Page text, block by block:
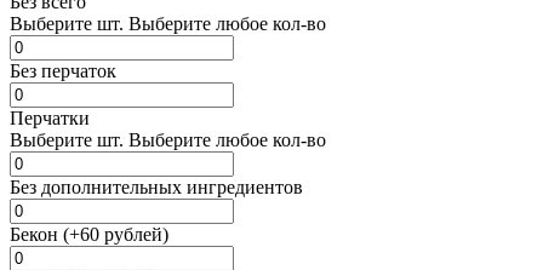
Выберите шт. Выберите любое кол-во
Без перчаток
Перчатки
Выберите шт. Выберите любое кол-во
Без дополнительных ингредиентов
Бекон (+60 рублей)